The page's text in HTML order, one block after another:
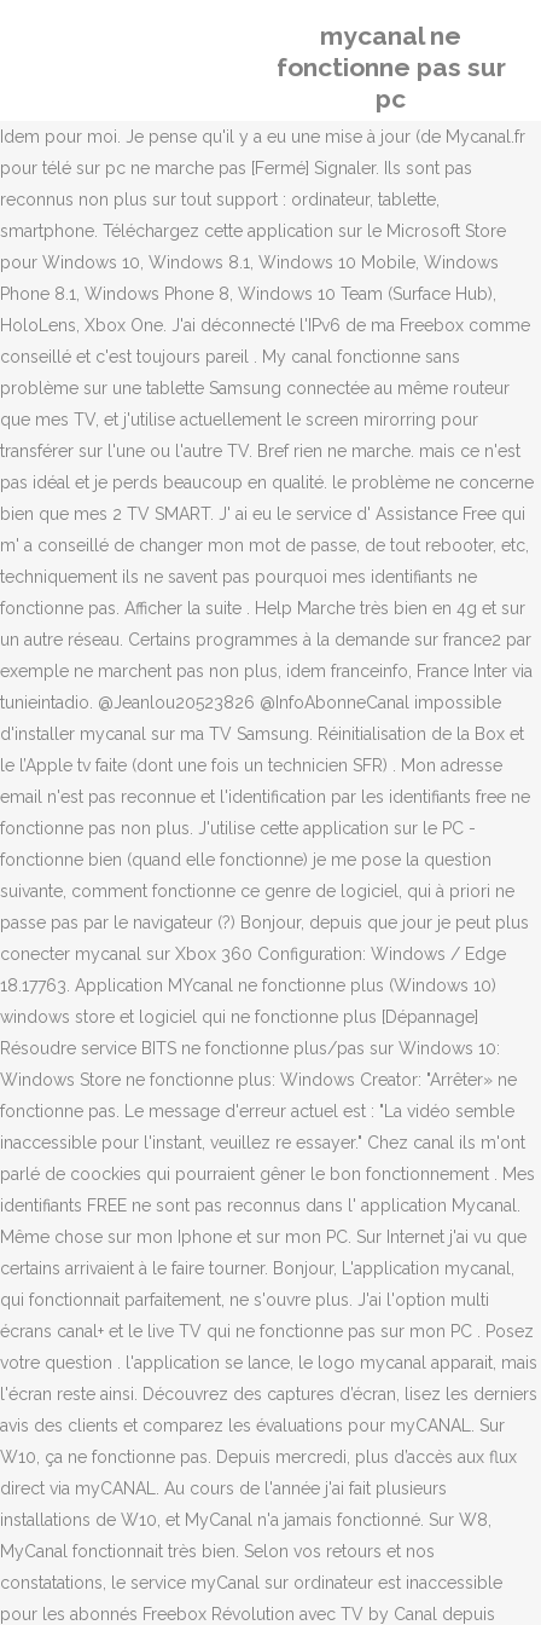
mycanal ne
fonctionne pas sur
pc
Idem pour moi. Je pense qu'il y a eu une mise à jour (de Mycanal.fr
pour télé sur pc ne marche pas [Fermé] Signaler. Ils sont pas
reconnus non plus sur tout support : ordinateur, tablette,
smartphone. Téléchargez cette application sur le Microsoft Store
pour Windows 10, Windows 8.1, Windows 10 Mobile, Windows
Phone 8.1, Windows Phone 8, Windows 10 Team (Surface Hub),
HoloLens, Xbox One. J'ai déconnecté l'IPv6 de ma Freebox comme
conseillé et c'est toujours pareil . My canal fonctionne sans
problème sur une tablette Samsung connectée au même routeur
que mes TV, et j'utilise actuellement le screen mirorring pour
transférer sur l'une ou l'autre TV. Bref rien ne marche. mais ce n'est
pas idéal et je perds beaucoup en qualité. le problème ne concerne
bien que mes 2 TV SMART. J' ai eu le service d' Assistance Free qui
m' a conseillé de changer mon mot de passe, de tout rebooter, etc,
techniquement ils ne savent pas pourquoi mes identifiants ne
fonctionne pas. Afficher la suite . Help Marche très bien en 4g et sur
un autre réseau. Certains programmes à la demande sur france2 par
exemple ne marchent pas non plus, idem franceinfo, France Inter via
tunieintadio. @Jeanlou20523826 @InfoAbonneCanal impossible
d'installer mycanal sur ma TV Samsung. Réinitialisation de la Box et
le l’Apple tv faite (dont une fois un technicien SFR) . Mon adresse
email n'est pas reconnue et l'identification par les identifiants free ne
fonctionne pas non plus. J'utilise cette application sur le PC -
fonctionne bien (quand elle fonctionne) je me pose la question
suivante, comment fonctionne ce genre de logiciel, qui à priori ne
passe pas par le navigateur (?) Bonjour, depuis que jour je peut plus
conecter mycanal sur Xbox 360 Configuration: Windows / Edge
18.17763. Application MYcanal ne fonctionne plus (Windows 10)
windows store et logiciel qui ne fonctionne plus [Dépannage]
Résoudre service BITS ne fonctionne plus/pas sur Windows 10:
Windows Store ne fonctionne plus: Windows Creator: "Arrêter» ne
fonctionne pas. Le message d'erreur actuel est : "La vidéo semble
inaccessible pour l'instant, veuillez re essayer." Chez canal ils m'ont
parlé de coockies qui pourraient gêner le bon fonctionnement . Mes
identifiants FREE ne sont pas reconnus dans l' application Mycanal.
Même chose sur mon Iphone et sur mon PC. Sur Internet j'ai vu que
certains arrivaient à le faire tourner. Bonjour, L'application mycanal,
qui fonctionnait parfaitement, ne s'ouvre plus. J'ai l'option multi
écrans canal+ et le live TV qui ne fonctionne pas sur mon PC . Posez
votre question . l'application se lance, le logo mycanal apparait, mais
l'écran reste ainsi. Découvrez des captures d’écran, lisez les derniers
avis des clients et comparez les évaluations pour myCANAL. Sur
W10, ça ne fonctionne pas. Depuis mercredi, plus d’accès aux flux
direct via myCANAL. Au cours de l'année j'ai fait plusieurs
installations de W10, et MyCanal n'a jamais fonctionné. Sur W8,
MyCanal fonctionnait très bien. Selon vos retours et nos
constatations, le service myCanal sur ordinateur est inaccessible
pour les abonnés Freebox Révolution avec TV by Canal depuis